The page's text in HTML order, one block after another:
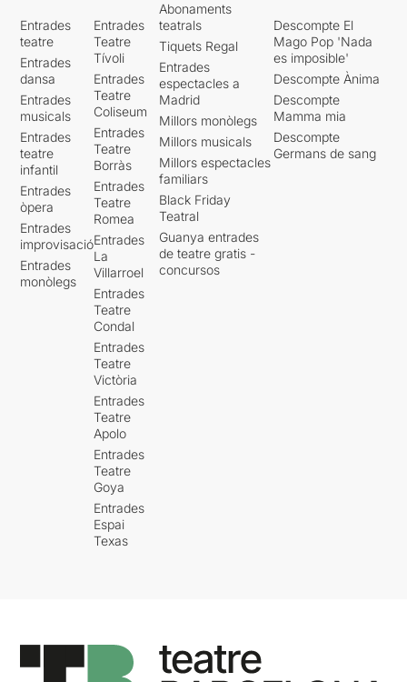
Entrades
teatre
Entrades
dansa
Entrades
musicals
Entrades
teatre
infantil
Entrades
òpera
Entrades
improvisació
Entrades
monòlegs
Entrades
Teatre
Tívoli
Entrades
Teatre
Coliseum
Entrades
Teatre
Borràs
Entrades
Teatre
Romea
Entrades
La
Villarroel
Entrades
Teatre
Condal
Entrades
Teatre
Victòria
Entrades
Teatre
Apolo
Entrades
Teatre
Goya
Entrades
Espai
Texas
Abonaments
teatrals
Tiquets Regal
Entrades
espectacles a
Madrid
Millors monòlegs
Millors musicals
Millors espectacles
familiars
Black Friday
Teatral
Guanya entrades
de teatre gratis -
concursos
Descompte El
Mago Pop 'Nada
es imposible'
Descompte Ànima
Descompte
Mamma mia
Descompte
Germans de sang